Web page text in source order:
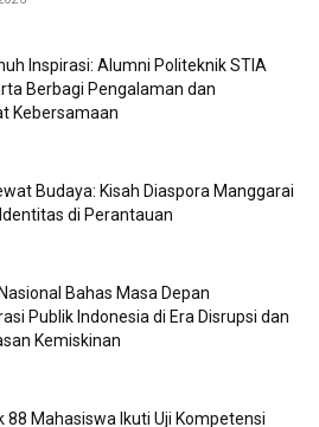
Inspirasi: Alumni Politeknik STIA
Berbagi Pengalaman dan
Kebersamaan
Budaya: Kisah Diaspora Manggarai
di Perantauan
Bahas Masa Depan
Publik Indonesia di Era Disrupsi dan
Kemiskinan
88 Mahasiswa Ikuti Uji Kompetensi